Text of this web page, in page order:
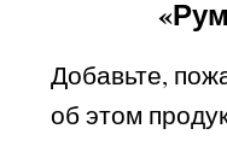
Добавьте,
об этом